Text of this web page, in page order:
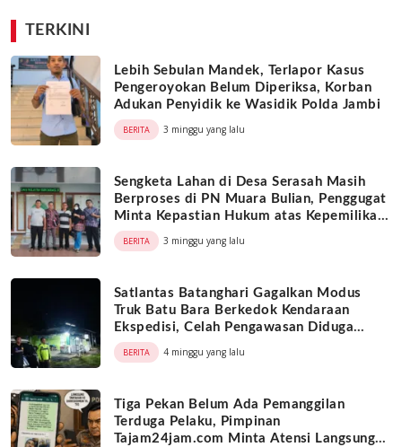
TERKINI
Lebih Sebulan Mandek, Terlapor Kasus
Pengeroyokan Belum Diperiksa, Korban
Adukan Penyidik ke Wasidik Polda Jambi
BERITA 3 minggu yang lalu
Sengketa Lahan di Desa Serasah Masih
Berproses di PN Muara Bulian, Penggugat
Minta Kepastian Hukum atas Kepemilikan
Objek Tanah
BERITA 3 minggu yang lalu
Satlantas Batanghari Gagalkan Modus
Truk Batu Bara Berkedok Kendaraan
Ekspedisi, Celah Pengawasan Diduga
Dimanfaatkan Oknum
BERITA 4 minggu yang lalu
Tiga Pekan Belum Ada Pemanggilan
Terduga Pelaku, Pimpinan
Tajam24jam.com Minta Atensi Langsung